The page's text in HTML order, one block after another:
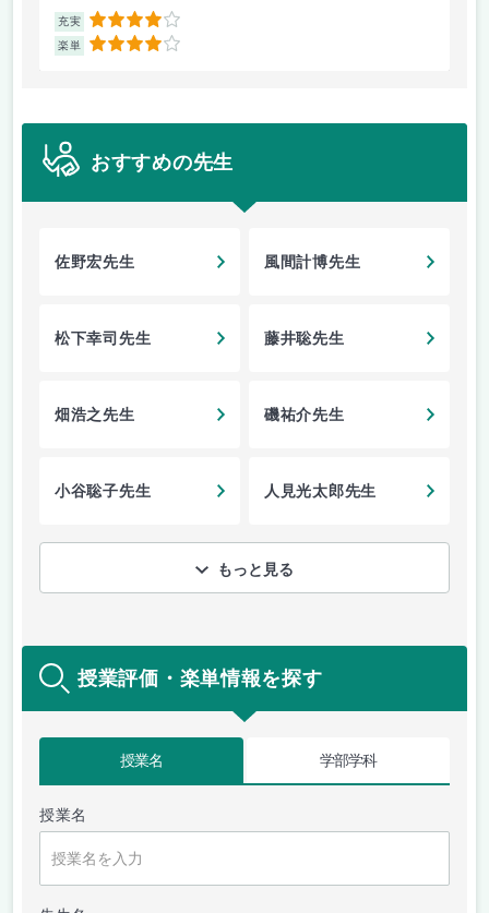
充実 4
楽単 4
おすすめの先生
佐野宏先生 風間計博先生
松下幸司先生 藤井聡先生
畑浩之先生 磯祐介先生
小谷聡子先生 人見光太郎先生
もっと見る
授業評価・楽単情報を探す
授業名 学部学科
授業名